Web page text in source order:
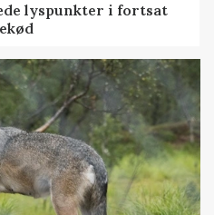
lyspunkter i fortsat